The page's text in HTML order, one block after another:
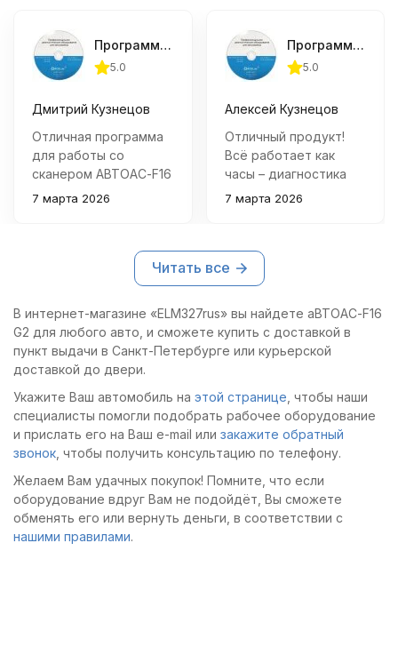
Программа для сканера АВТОАС-F16 G2 - ABS2
5.0
Дмитрий Кузнецов
Отличная программа
для работы со
сканером АВТОАС-F16
G2. Позволяет быстро
Интерфейс удобный,
функции доступны.
Рекомендую всем
специалистам.
7 марта 2026
Программа для сканера АВТОАС-F16 G2 - пакет программ "TRUCK"
5.0
Алексей Кузнецов
Отличный продукт!
Всё работает как
часы – диагностика
проходит быстро и
интуитивно понятный
интерфейс.
Рекомендую всем
7 марта 2026
Читать все
В интернет-магазине «ELM327rus» вы найдете аВТОАС-F16
G2 для любого авто, и сможете купить с доставкой в
пункт выдачи в Санкт-Петербурге или курьерской
доставкой до двери.
Укажите Ваш автомобиль на этой странице , чтобы наши
специалисты помогли подобрать рабочее оборудование
и прислать его на Ваш e-mail или закажите обратный
звонок , чтобы получить консультацию по телефону.
Желаем Вам удачных покупок! Помните, что если
оборудование вдруг Вам не подойдёт, Вы сможете
обменять его или вернуть деньги, в соответствии с
нашими правилами.